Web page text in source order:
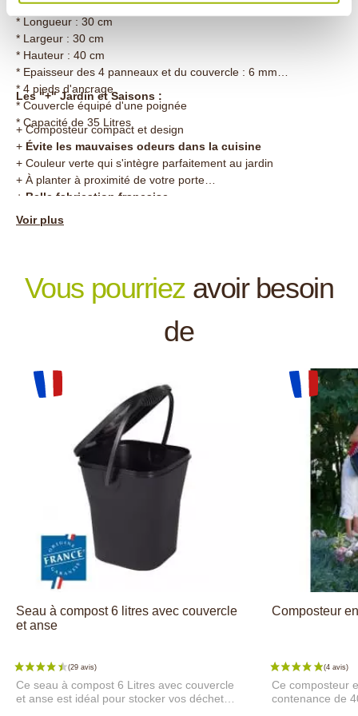
composteurs et accessoires de compostage.
en ABS traité anti UV
* Longueur : 30 cm
* Largeur : 30 cm
* Hauteur : 40 cm
* Epaisseur des 4 panneaux et du couvercle : 6 mm
* 4 pieds d'ancrage
* Couvercle équipé d'une poignée
* Capacité de 35 Litres
Les "+" Jardin et Saisons :
+ Composteur compact et design
+ Évite les mauvaises odeurs dans la cuisine
+ Couleur verte qui s'intègre parfaitement au jardin
+ À planter à proximité de votre porte
+ Belle fabrication française
Voir plus
Vous pourriez avoir besoin
de
Seau à compost 6 litres avec couvercle
et anse
Ce seau à compost 6 Litres avec couvercle
et anse est idéal pour stocker vos déchets
Composteur
Ce composteur
contenance de